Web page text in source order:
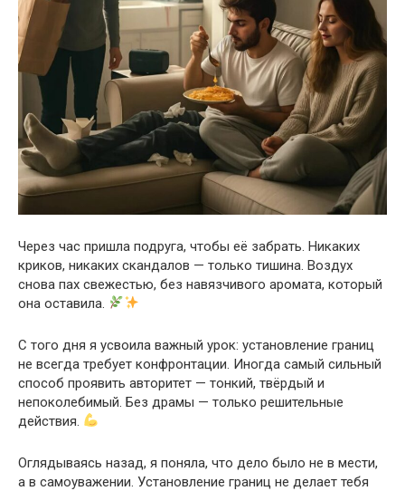
Через час пришла подруга, чтобы её забрать. Никаких
криков, никаких скандалов — только тишина. Воздух
снова пах свежестью, без навязчивого аромата, который
она оставила.
С того дня я усвоила важный урок: установление границ
не всегда требует конфронтации. Иногда самый сильный
способ проявить авторитет — тонкий, твёрдый и
непоколебимый. Без драмы — только решительные
действия.
Оглядываясь назад, я поняла, что дело было не в мести,
а в самоуважении. Установление границ не делает тебя